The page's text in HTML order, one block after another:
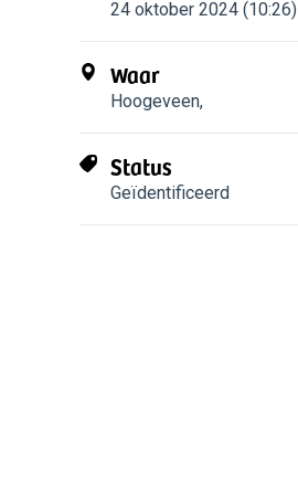
24 oktober 2024 (10:26)
Waar
Hoogeveen,
Status
Geïdentificeerd